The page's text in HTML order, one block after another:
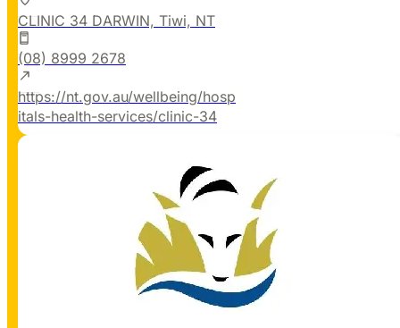
CLINIC 34 DARWIN, Tiwi, NT
(08) 8999 2678
https://nt.gov.au/wellbeing/hosp
itals-health-services/clinic-34